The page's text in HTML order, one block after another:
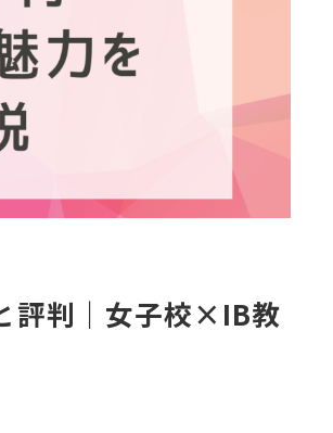
評判｜女子校×IB教